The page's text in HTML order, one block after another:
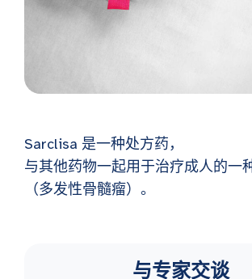
Sarclisa 是一种处方药，
与其他药物一起用于治疗成人的一
（多发性骨髓瘤）。
与专家交谈